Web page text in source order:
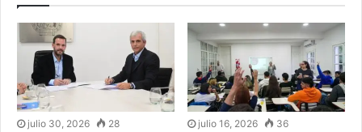
julio 30, 2026 28 julio 16, 2026 36